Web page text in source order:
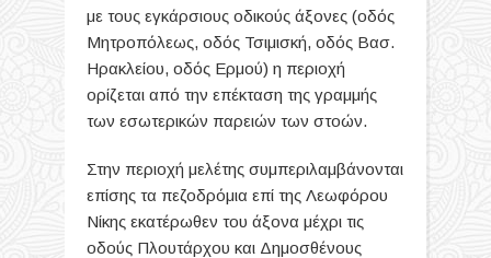
με τους εγκάρσιους οδικούς άξονες (οδός
Μητροπόλεως, οδός Τσιμισκή, οδός Βασ.
Ηρακλείου, οδός Ερμού) η περιοχή
ορίζεται από την επέκταση της γραμμής
των εσωτερικών παρειών των στοών.
Στην περιοχή μελέτης συμπεριλαμβάνονται
επίσης τα πεζοδρόμια επί της Λεωφόρου
Νίκης εκατέρωθεν του άξονα μέχρι τις
οδούς Πλουτάρχου και Δημοσθένους